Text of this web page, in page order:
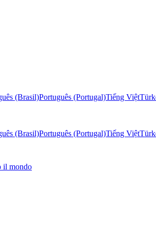
(Brasil)Português (Portugal)Tiếng Việt
(Brasil)Português (Portugal)Tiếng Việt
il mondo